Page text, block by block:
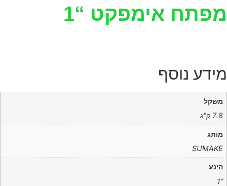
מפתח אימפקט “1
מידע נוסף
משקל
7.8 ק"ג
מותג
SUMAKE
הינע
“1